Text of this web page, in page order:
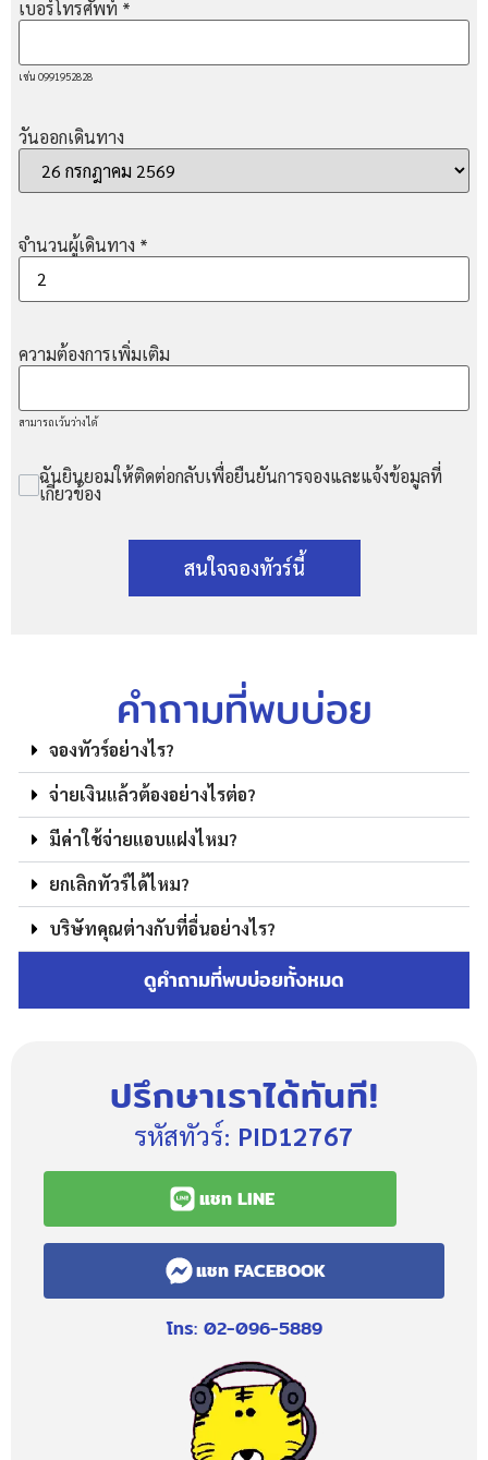
เบอร์โทรศัพท์ *
เช่น 0991952828
วันออกเดินทาง
จำนวนผู้เดินทาง *
ความต้องการเพิ่มเติม
สามารถเว้นว่างได้
ฉันยินยอมให้ติดต่อกลับเพื่อยืนยันการจองและแจ้งข้อมูลที่
เกี่ยวข้อง
สนใจจองทัวร์นี้
คำถามที่พบบ่อย
จองทัวร์อย่างไร?
จ่ายเงินแล้วต้องอย่างไรต่อ?
มีค่าใช้จ่ายแอบแฝงไหม?
ยกเลิกทัวร์ได้ไหม?
บริษัทคุณต่างกับที่อื่นอย่างไร?
ดูคำถามที่พบบ่อยทั้งหมด
ปรึกษาเราได้ทันที!
รหัสทัวร์: PID12767
แชท LINE
แชท FACEBOOK
โทร: 02-096-5889